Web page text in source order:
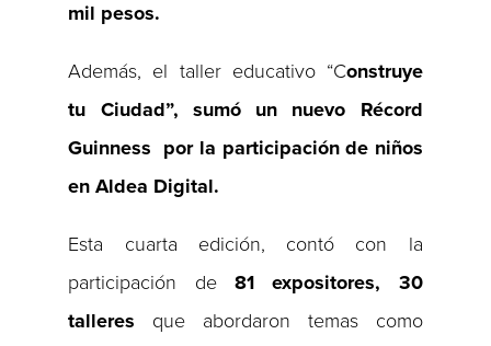
mil pesos.
Además, el taller educativo “Construye
tu Ciudad”, sumó un nuevo Récord
Guinness por la participación de niños
en Aldea Digital.
Esta cuarta edición, contó con la
participación de81 expositores, 30
talleres que abordaron temas como